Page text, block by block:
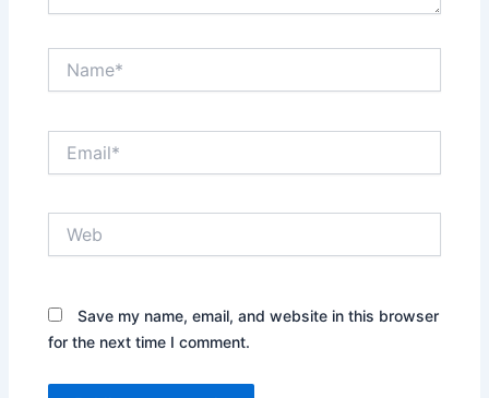
Save my name, email, and website in this browser
for the next time I comment.